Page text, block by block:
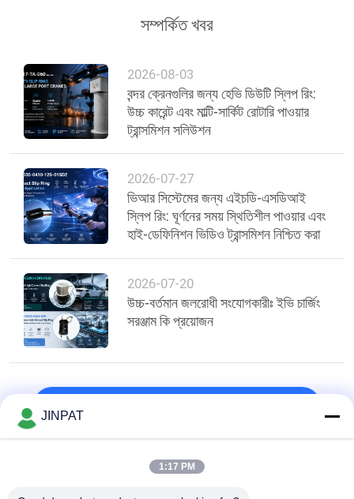
সম্পর্কিত খবর
2026-08-03
বন্দর ক্রেনগুলির জন্য হেভি ডিউটি স্লিপ রিং:
উচ্চ কারেন্ট এবং মাল্টি-সার্কিট রোটারি পাওয়ার
ট্রান্সমিশন সলিউশন
2026-07-27
ভিআর সিস্টেমের জন্য এইচডি-এসডিআই
স্লিপ রিং: ঘূর্ণনের সময় স্থিতিশীল পাওয়ার এবং
হাই-ডেফিনিশন ভিডিও ট্রান্সমিশন নিশ্চিত করা
2026-07-20
উচ্চ-বর্তমান জলরোধী সংযোগকারীঃ ইভি চার্জিং
সরঞ্জাম কি প্রয়োজন
JINPAT
1:17 PM